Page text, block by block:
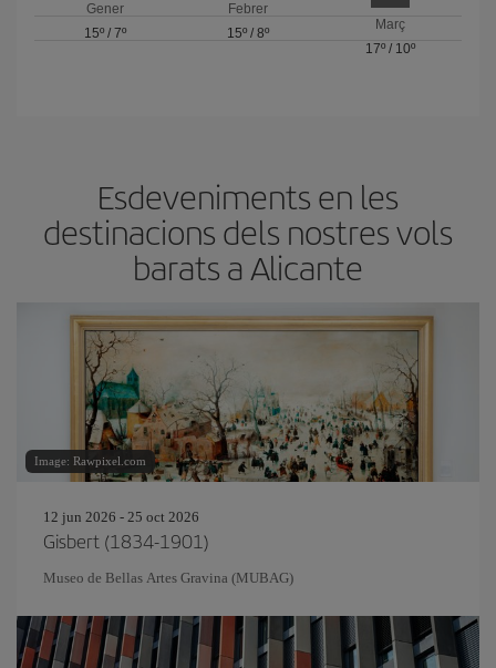
Gener
15º /7º
Febrer
15º / 8º
Març
17º / 10º
Esdeveniments en les
destinacions dels nostres vols
barats a Alicante
Image: Rawpixel.com
12 jun 2026 - 25 oct 2026
Gisbert (1834-1901)
Museo de Bellas Artes Gravina (MUBAG)